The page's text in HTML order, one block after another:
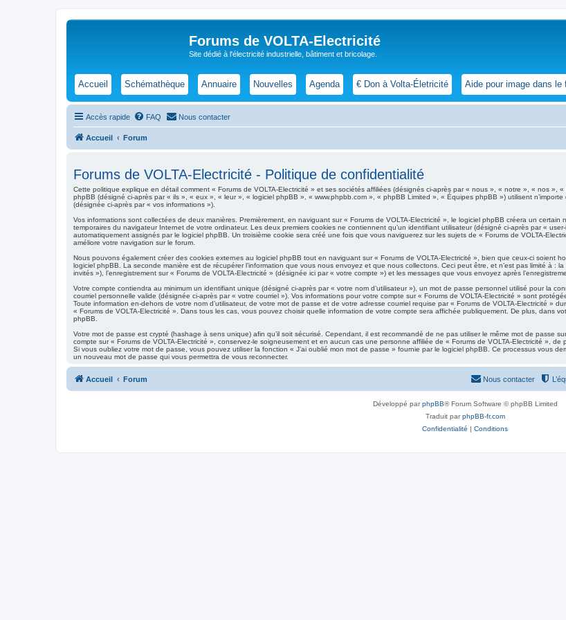
Forums de VOLTA-Electricité
Site dédié à l'électricité industrielle, bâtiment et bricolage.
Accueil Schémathèque Annuaire Nouvelles Agenda € Don à Volta-Életricité Aide pour image dans le
Accès rapide FAQ Nous contacter
Accueil Forum
Forums de VOLTA-Electricité - Politique de confidentialité
Cette politique explique en détail comment « Forums de VOLTA-Electricité » et ses sociétés affiliées (désignés ci-après par « nous », « notre », « nos »,
phpBB (désigné ci-après par « ils », « eux », « leur », « logiciel phpBB », « www.phpbb.com », « phpBB Limited », « Équipes phpBB ») utilisent
(désignée ci-après par « vos informations »).
Vos informations sont collectées de deux manières. Premièrement, en naviguant sur « Forums de VOLTA-Electricité », le logiciel phpBB créera un
temporaires du navigateur Internet de votre ordinateur. Les deux premiers cookies ne contiennent qu’un identifiant utilisateur (désigné ci-après par «
automatiquement assignés par le logiciel phpBB. Un troisième cookie sera créé une fois que vous naviguerez sur les sujets de « Forums de VOLTA-
améliore votre navigation sur le forum.
Nous pouvons également créer des cookies externes au logiciel phpBB tout en naviguant sur « Forums de VOLTA-Electricité », bien que ceux-ci soient
logiciel phpBB. La seconde manière est de récupérer l’information que vous nous envoyez et que nous collectons. Ceci peut être, et n’est pas limité à :
invités »), l’enregistrement sur « Forums de VOLTA-Electricité » (désignée ici par « votre compte ») et les messages que vous envoyez après
Votre compte contiendra au minimum un identifiant unique (désigné ci-après par « votre nom d’utilisateur »), un mot de passe personnel utilisé pour la
courriel personnelle valide (désignée ci-après par « votre courriel »). Vos informations pour votre compte sur « Forums de VOLTA-Electricité » sont
Toute information en-dehors de votre nom d’utilisateur, de votre mot de passe et de votre adresse courriel requise par « Forums de VOLTA-Electricité »
« Forums de VOLTA-Electricité ». Dans tous les cas, vous pouvez choisir quelle information de votre compte sera affichée publiquement. De plus, dans
phpBB.
Votre mot de passe est crypté (hashage à sens unique) afin qu’il soit sécurisé. Cependant, il est recommandé de ne pas utiliser le même mot de passe
compte sur « Forums de VOLTA-Electricité », conservez-le soigneusement et en aucun cas une personne affiliée de « Forums de VOLTA-Electricité »,
Si vous oubliez votre mot de passe, vous pouvez utiliser la fonction « J’ai oublié mon mot de passe » fournie par le logiciel phpBB. Ce processus vous
un nouveau mot de passe qui vous permettra de vous reconnecter.
Accueil Forum Nous contacter
Développé parphpBB® Forum Software © phpBB Limited
Traduit parphpBB-fr.com
Confidentialité | Conditions